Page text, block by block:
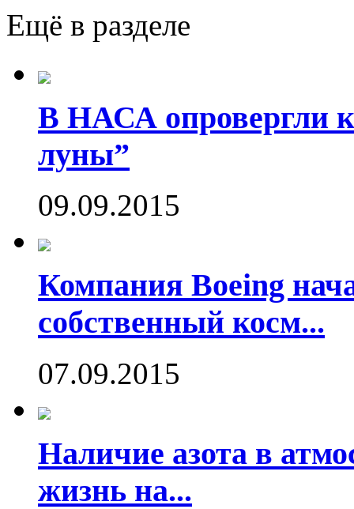
Ещё в разделе
В НАСА опровергли
луны”
09.09.2015
Компания Boeing
собственный косм...
07.09.2015
Наличие азота в
жизнь на...